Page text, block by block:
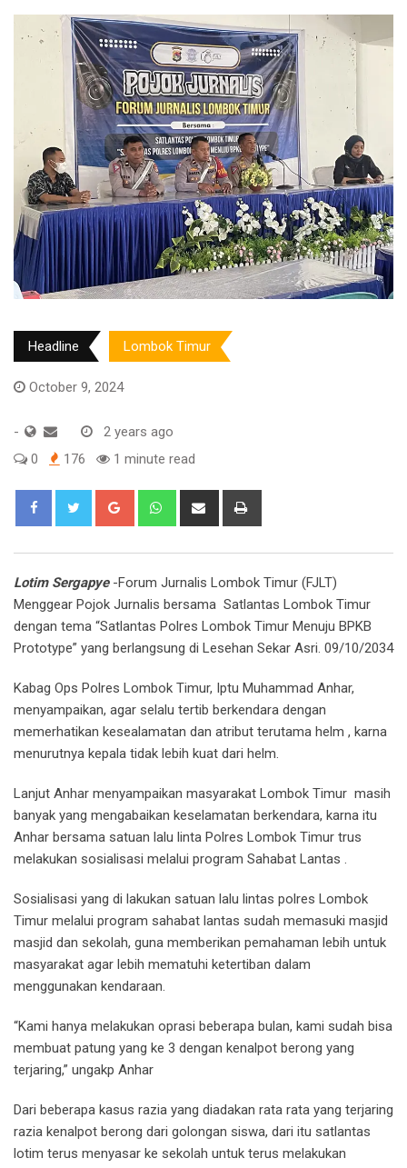
Headline Lombok Timur
October 9, 2024
-
2 years ago
0
176 1 minute read
Google+ WhatsappShare
Lotim Sergapye-Forum Jurnalis Lombok Timur (FJLT)
Menggear Pojok Jurnalis bersama Satlantas Lombok Timur
dengan tema “Satlantas Polres Lombok Timur Menuju BPKB
Prototype” yang berlangsung di Lesehan Sekar Asri. 09/10/2034
Kabag Ops Polres Lombok Timur, Iptu Muhammad Anhar,
menyampaikan, agar selalu tertib berkendara dengan
memerhatikan kesealamatan dan atribut terutama helm , karna
menurutnya kepala tidak lebih kuat dari helm.
Lanjut Anhar menyampaikan masyarakat Lombok Timur masih
banyak yang mengabaikan keselamatan berkendara, karna itu
Anhar bersama satuan lalu linta Polres Lombok Timur trus
melakukan sosialisasi melalui program Sahabat Lantas .
Sosialisasi yang di lakukan satuan lalu lintas polres Lombok
Timur melalui program sahabat lantas sudah memasuki masjid
masjid dan sekolah, guna memberikan pemahaman lebih untuk
masyarakat agar lebih mematuhi ketertiban dalam
menggunakan kendaraan.
“Kami hanya melakukan oprasi beberapa bulan, kami sudah bisa
membuat patung yang ke 3 dengan kenalpot berong yang
terjaring,” ungakp Anhar
Dari beberapa kasus razia yang diadakan rata rata yang terjaring
razia kenalpot berong dari golongan siswa, dari itu satlantas
lotim terus menyasar ke sekolah untuk terus melakukan